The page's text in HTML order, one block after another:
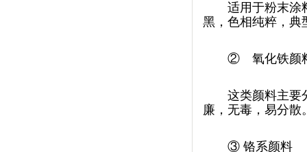
适用于粉末
黑，色相纯粹，
② 氧化铁颜
这类颜料主要
廉，无毒
③ 铬系颜料